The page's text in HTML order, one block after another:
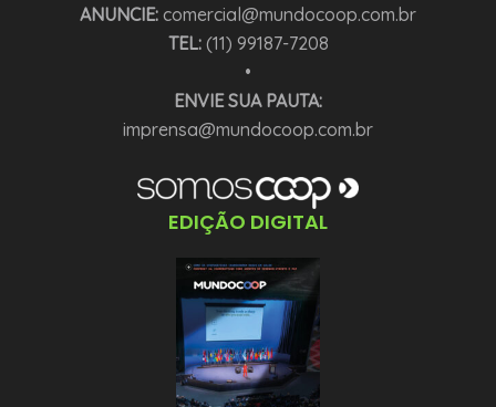
ANUNCIE: comercial@mundocoop.com.br
TEL:(11) 99187-7208
•
ENVIE SUA PAUTA:
imprensa@mundocoop.com.br
EDIÇÃO DIGITAL